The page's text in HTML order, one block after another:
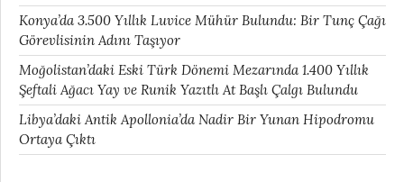
Konya’da 3.500 Yıllık Luvice Mühür Bulundu: Bir Tunç Çağı
Görevlisinin Adını Taşıyor
Moğolistan’daki Eski Türk Dönemi Mezarında 1.400 Yıllık
Şeftali Ağacı Yay ve Runik Yazıtlı At Başlı Çalgı Bulundu
Libya’daki Antik Apollonia’da Nadir Bir Yunan Hipodromu
Ortaya Çıktı